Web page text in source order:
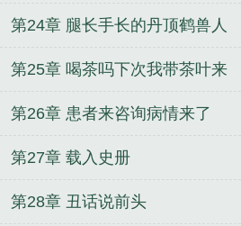
第24章 腿长手长的丹顶鹤兽人
第25章 喝茶吗下次我带茶叶来
第26章 患者来咨询病情来了
第27章 载入史册
第28章 丑话说前头